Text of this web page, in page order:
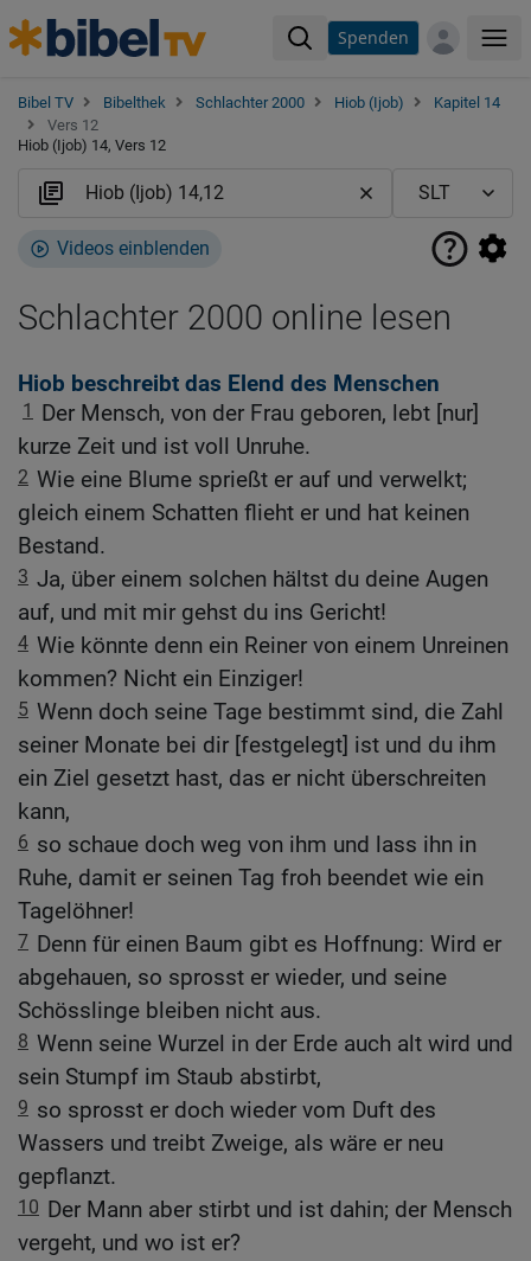
Spenden
Bibel TV Bibelthek Schlachter 2000 Hiob (Ijob)
Kapitel 14
Vers 12
Hiob (Ijob) 14, Vers 12
Videos einblenden
Schlachter 2000 online lesen
Hiob beschreibt das Elend des Menschen
1
Der Mensch, von der Frau geboren, lebt [nur]
kurze Zeit und ist voll Unruhe.
2 Wie eine Blume sprießt er auf und verwelkt;
gleich einem Schatten flieht er und hat keinen
Bestand.
3 Ja, über einem solchen hältst du deine Augen
auf, und mit mir gehst du ins Gericht!
4 Wie könnte denn ein Reiner von einem Unreinen
kommen? Nicht ein Einziger!
5 Wenn doch seine Tage bestimmt sind, die Zahl
seiner Monate bei dir [festgelegt] ist und du ihm
ein Ziel gesetzt hast, das er nicht überschreiten
kann,
6 so schaue doch weg von ihm und lass ihn in
Ruhe, damit er seinen Tag froh beendet wie ein
Tagelöhner!
7 Denn für einen Baum gibt es Hoffnung: Wird er
abgehauen, so sprosst er wieder, und seine
Schösslinge bleiben nicht aus.
8 Wenn seine Wurzel in der Erde auch alt wird und
sein Stumpf im Staub abstirbt,
9 so sprosst er doch wieder vom Duft des
Wassers und treibt Zweige, als wäre er neu
gepflanzt.
10 Der Mann aber stirbt und ist dahin; der Mensch
vergeht, und wo ist er?